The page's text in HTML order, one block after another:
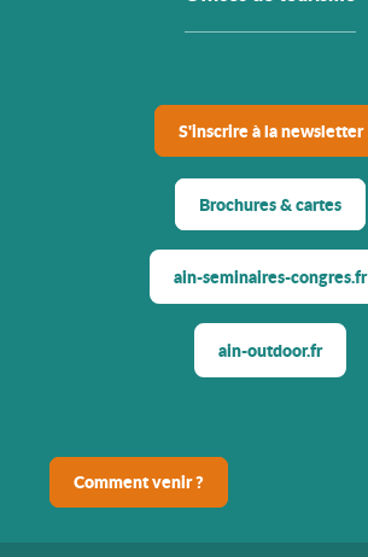
S'inscrire à la newsletter
Brochures & cartes
ain-seminaires-congres.fr
ain-outdoor.fr
Comment venir ?